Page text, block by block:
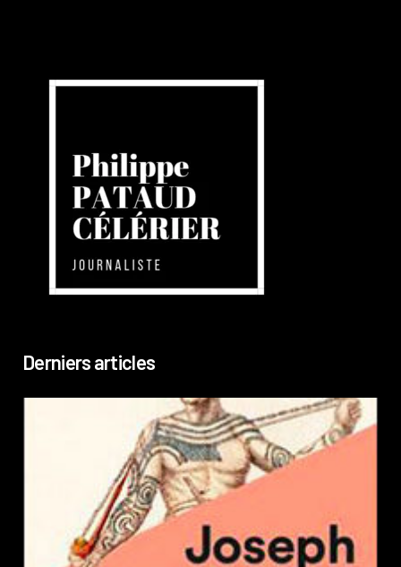
Derniers articles